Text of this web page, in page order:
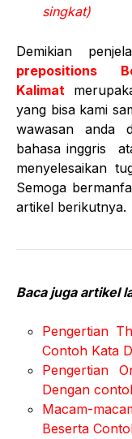
singkat)
Demikian
prepositions
Kalimat
yang bisa kami
wawasan anda
bahasa inggris
menyelesaikan
Semoga
artikel berikutnya.
Baca juga artikel
Pengertian
Contoh Kata
Pengertian
Dengan
Macam-
Beserta